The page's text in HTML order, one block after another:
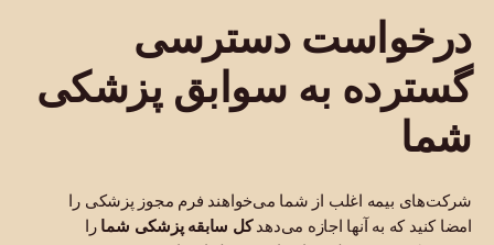
درخواست دسترسی
گسترده به سوابق پزشکی
شما
شرکت‌های بیمه اغلب از شما می‌خواهند فرم مجوز پزشکی را
امضا کنید که به آنها اجازه می‌دهدکل سابقه پزشکی شما را